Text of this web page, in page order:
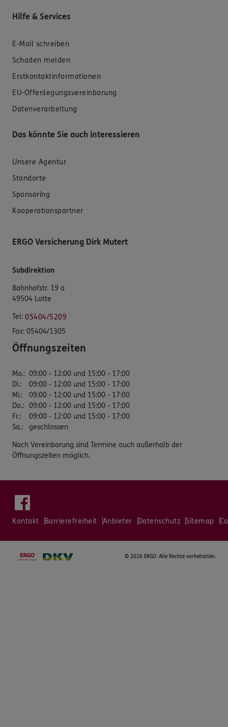
Hilfe & Services
E-Mail schreiben
Schaden melden
Erstkontaktinformationen
EU-Offenlegungsvereinbarung
Datenverarbeitung
Das könnte Sie auch interessieren
Unsere Agentur
Standorte
Sponsoring
Kooperationspartner
ERGO Versicherung Dirk Mutert
Subdirektion
Bahnhofstr. 19 a
49504 Lotte
Tel: 05404/5209
Fax: 05404/1305
Öffnungszeiten
Mo.: 09:00 - 12:00 und 15:00 - 17:00
Di.:
09:00 - 12:00 und 15:00 - 17:00
Mi.:
09:00 - 12:00 und 15:00 - 17:00
Do.: 09:00 - 12:00 und 15:00 - 17:00
Fr.:
09:00 - 12:00 und 15:00 - 17:00
Sa.: geschlossen
Nach Vereinbarung sind Termine auch außerhalb der
Öffnungszeiten möglich.
Kontakt Barrierefreiheit Anbieter Datenschutz Sitemap
© 2026 ERGO. Alle Rechte vorbehalten.